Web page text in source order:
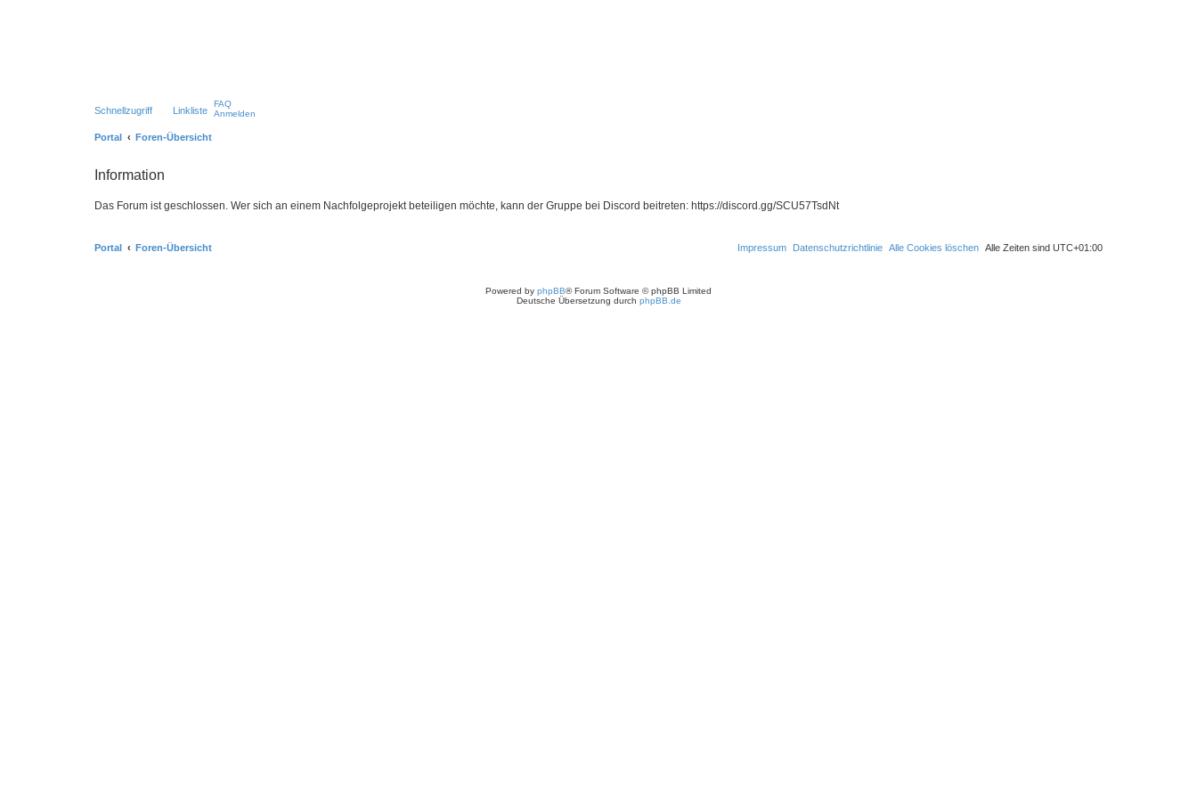
Schnellzugriff Linkliste
FAQ
Anmelden
Portal
Foren-Übersicht
Information
Das Forum ist geschlossen. Wer sich an einem Nachfolgeprojekt beteiligen möchte, kann der Gruppe bei Discord beitreten: https://discord.gg/SCU57TsdNt
Portal Foren-Übersicht Alle Zeiten sind UTC+01:00
Alle Cookies löschen
Datenschutzrichtlinie
Impressum
Powered by phpBB® Forum Software © phpBB Limited
Deutsche Übersetzung durch phpBB.de